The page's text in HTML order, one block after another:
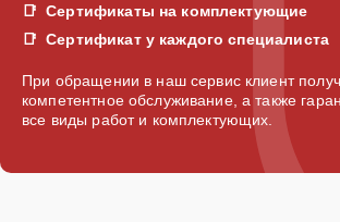
Сертификаты на комплектующие
Сертификат у каждого специалиста
При обращении в наш сервис клиент
компетентное обслуживание, а также
все виды работ и комплектующих.